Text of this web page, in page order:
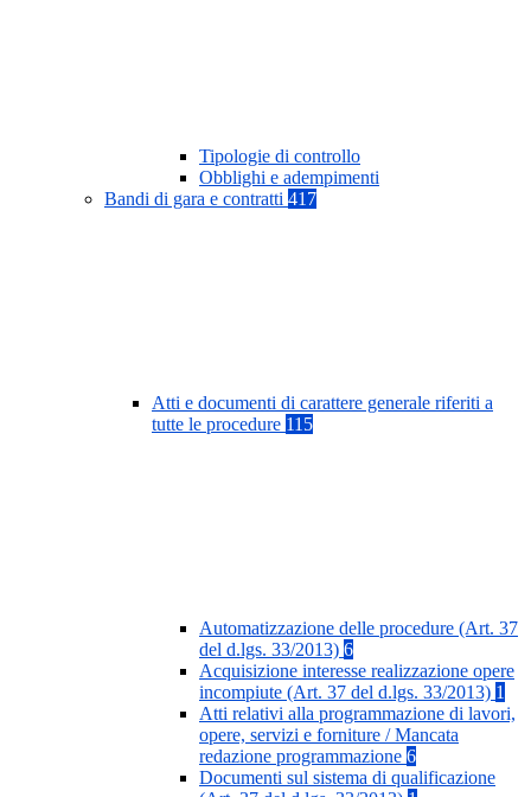
Tipologie di controllo
Obblighi e adempimenti
Bandi di gara e contratti 417
Atti e documenti di carattere generale riferiti a
tutte le procedure 115
Automatizzazione delle procedure (Art. 37
del d.lgs. 33/2013) 6
Acquisizione interesse realizzazione opere
incompiute (Art. 37 del d.lgs. 33/2013) 1
Atti relativi alla programmazione di lavori,
opere, servizi e forniture / Mancata
redazione programmazione 6
Documenti sul sistema di qualificazione